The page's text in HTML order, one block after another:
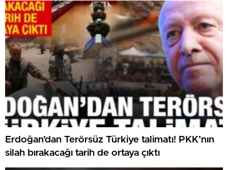
Erdoğan’dan Terörsüz Türkiye talimatı! PKK’nın
silah bırakacağı tarih de ortaya çıktı